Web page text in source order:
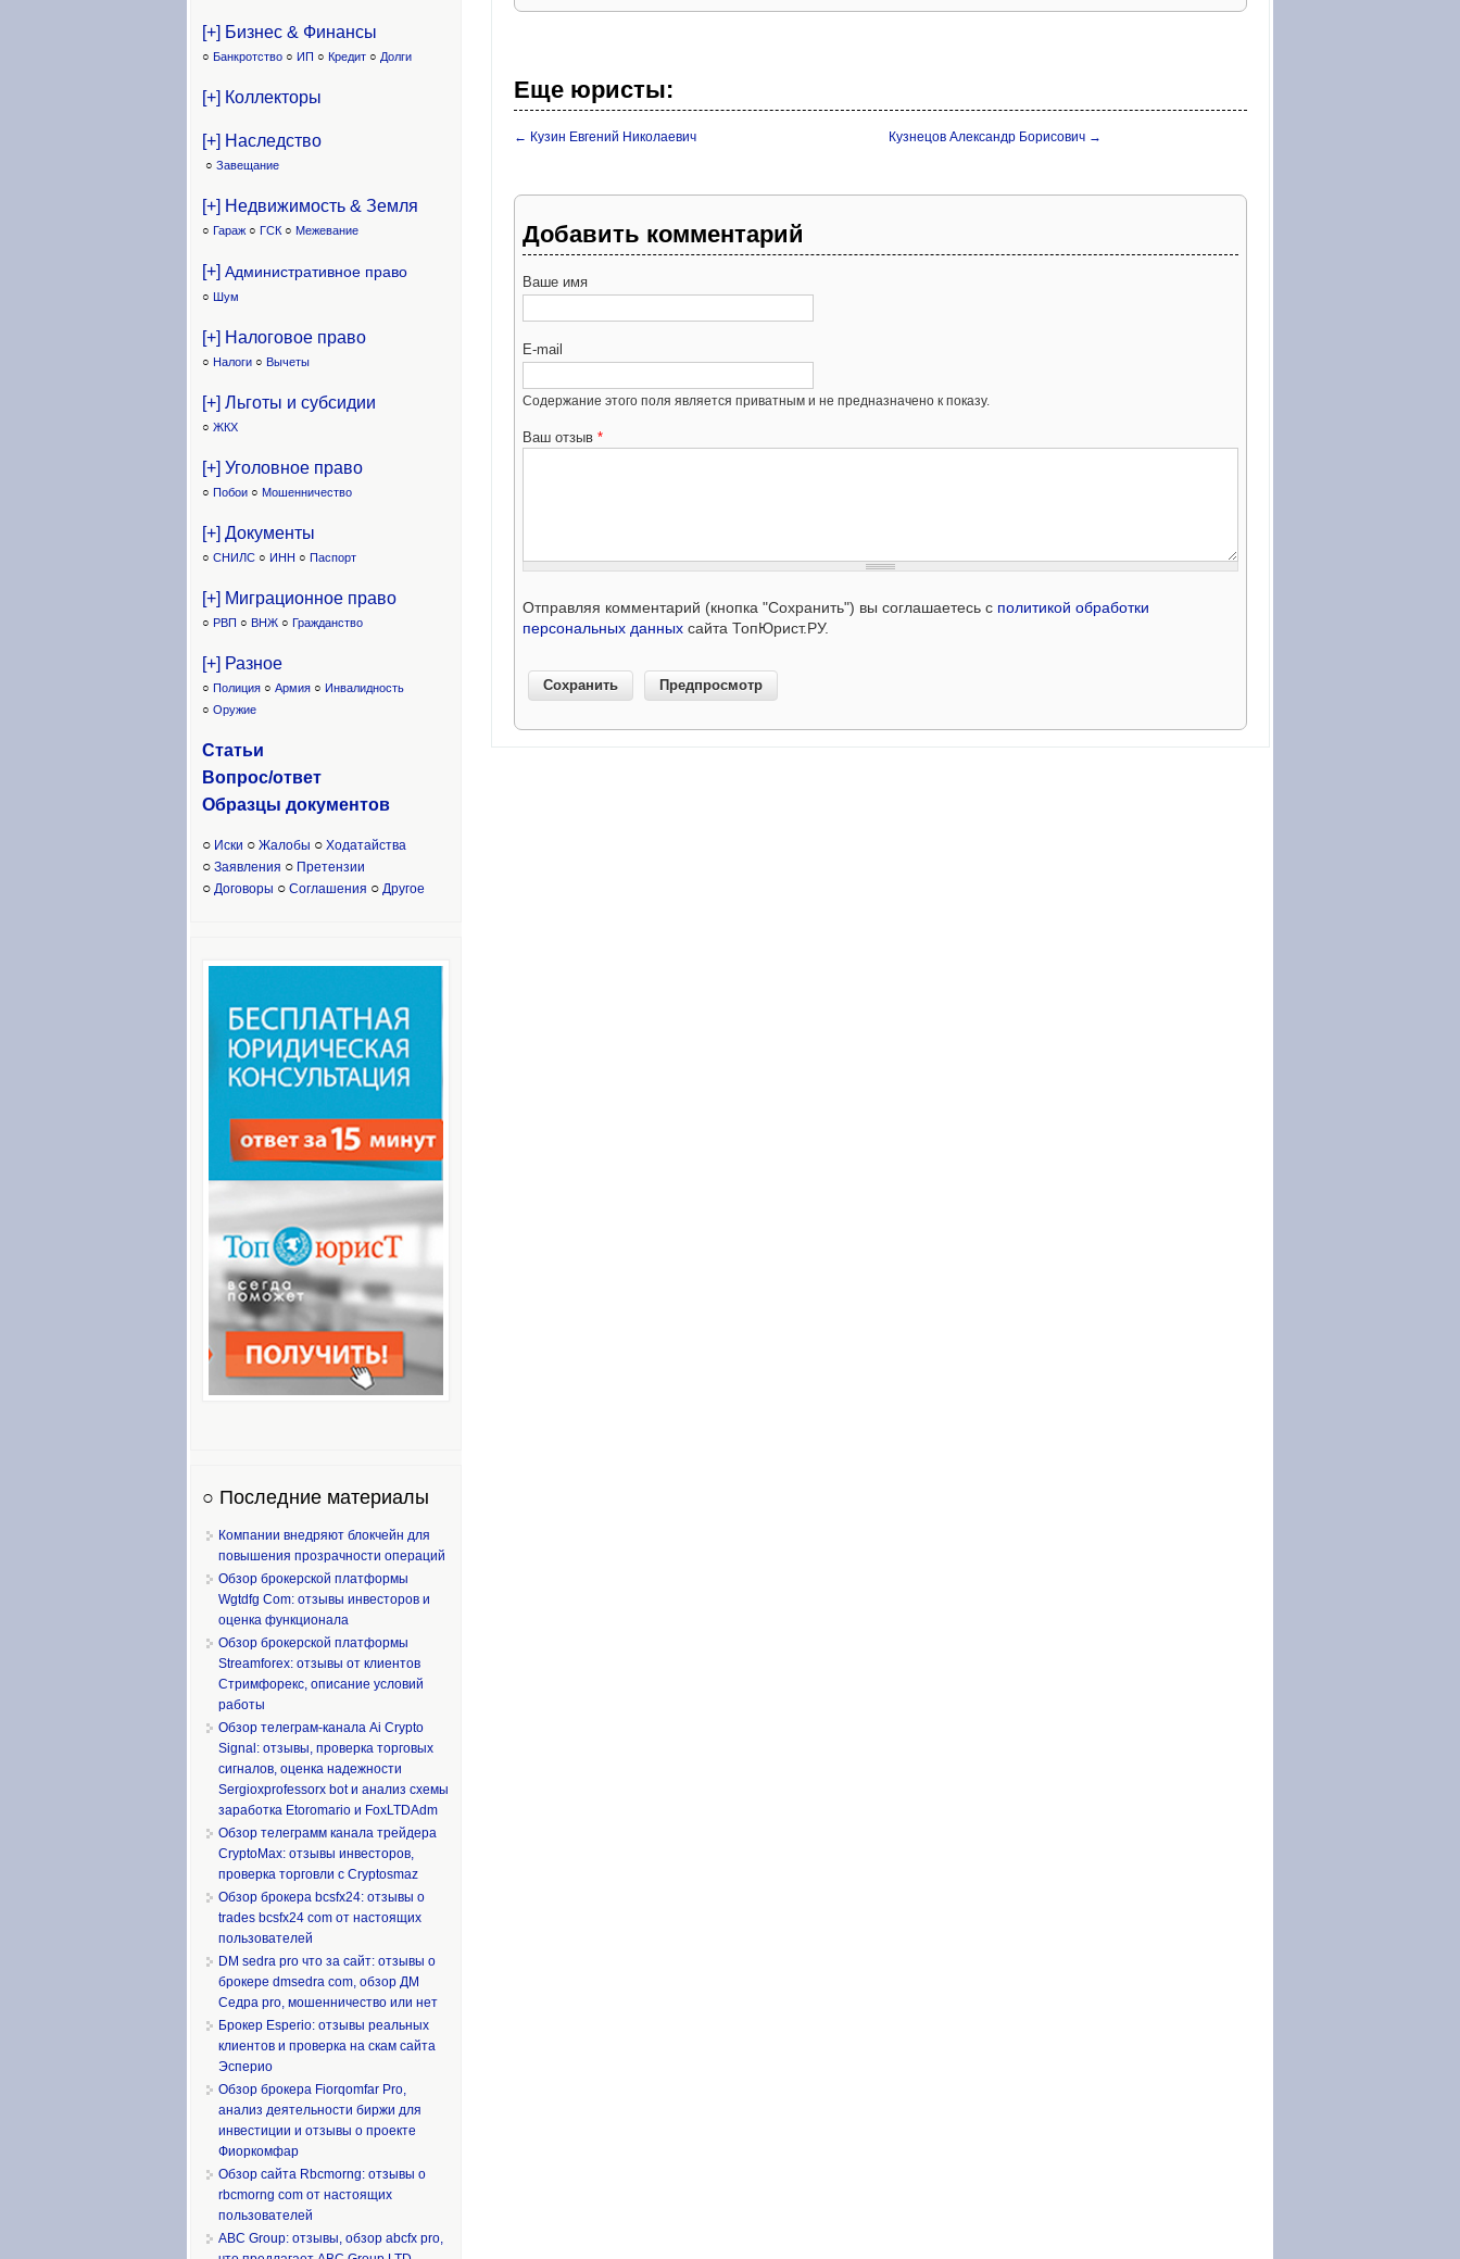
Еще юристы:
← Кузин Евгений Николаевич Кузнецов Александр Борисович →
Добавить комментарий
Ваше имя
E-mail
Содержание этого поля является приватным и не предназначено к показу.
Ваш отзыв *
Отправляя комментарий (кнопка "Сохранить") вы соглашаетесь с политикой обработки
персональных данных сайта ТопЮрист.РУ.
[+] Бизнес & Финансы
○ Банкротство ○ ИП ○ Кредит ○ Долги
[+] Коллекторы
[+] Наследство
○ Завещание
[+] Недвижимость & Земля
○ Гараж ○ ГСК ○ Межевание
[+] Административное право
○ Шум
[+] Налоговое право
○ Налоги ○ Вычеты
[+] Льготы и субсидии
○ ЖКХ
[+] Уголовное право
○ Побои ○ Мошенничество
[+] Документы
○ СНИЛС ○ ИНН ○ Паспорт
[+] Миграционное право
○ РВП ○ ВНЖ ○ Гражданство
[+] Разное
○ Полиция ○ Армия ○ Инвалидность
○ Оружие
Статьи
Вопрос/ответ
Образцы документов
○ Иски ○ Жалобы ○ Ходатайства
○ Заявления ○ Претензии
○ Договоры ○ Соглашения ○ Другое
○ Последние материалы
Компании внедряют блокчейн для
повышения прозрачности операций
Обзор брокерской платформы
Wgtdfg Com: отзывы инвесторов и
оценка функционала
Обзор брокерской платформы
Streamforex: отзывы от клиентов
Стримфорекс, описание условий
работы
Обзор телеграм-канала Ai Crypto
Signal: отзывы, проверка торговых
сигналов, оценка надежности
Sergioxprofessorx bot и анализ схемы
заработка Etoromario и FoxLTDAdm
Обзор телеграмм канала трейдера
CryptoMax: отзывы инвесторов,
проверка торговли с Cryptosmaz
Обзор брокера bcsfx24: отзывы о
trades bcsfx24 com от настоящих
пользователей
DM sedra pro что за сайт: отзывы о
брокере dmsedra com, обзор ДМ
Седра pro, мошенничество или нет
Брокер Esperio: отзывы реальных
клиентов и проверка на скам сайта
Эсперио
Обзор брокера Fiorqomfar Pro,
анализ деятельности биржи для
инвестиции и отзывы о проекте
Фиоркомфар
Обзор сайта Rbcmorng: отзывы о
rbcmorng com от настоящих
пользователей
ABC Group: отзывы, обзор abcfx pro,